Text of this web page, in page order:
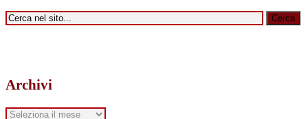
Archivi
Archivi